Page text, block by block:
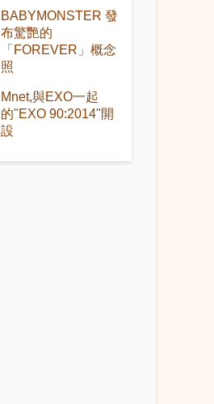
BABYMONSTER 發
布驚艷的
「FOREVER」概念
照
Mnet,與EXO一起
的"EXO 90:2014"開
設